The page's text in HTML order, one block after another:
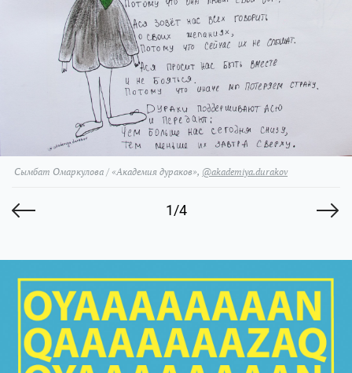
1/4
Сымбат Омаркулова / «Академия дураков», @akademiya.durakov